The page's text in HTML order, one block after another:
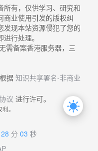
所有，仅供学习、研究和
商业使用引发的版权纠
发现本站资源侵犯了您的
行处理。
需备案香港服务器，三
据 知识共享署名-非商业
议 进行许可。
。
28 分 03 秒